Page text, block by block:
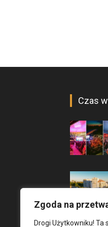
Zgoda na
Drogi Użytkowniku!
Czas